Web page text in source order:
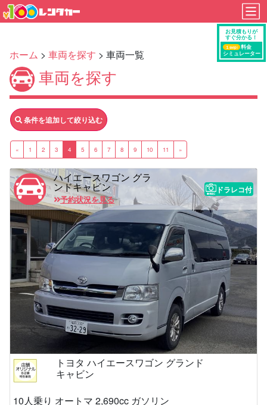
ホーム > 車両を探す > 車両一覧
車両を探す
« 1 2 3 4 5 6 7 8 9 10 11 »
条件を追加して絞り込む
ハイエースワゴン グラ
ンドキャビン
予約状況を見る
ドラレコ付
トヨタ ハイエースワゴン グランド
キャビン
10人乗り オートマ 2,690cc ガソリン